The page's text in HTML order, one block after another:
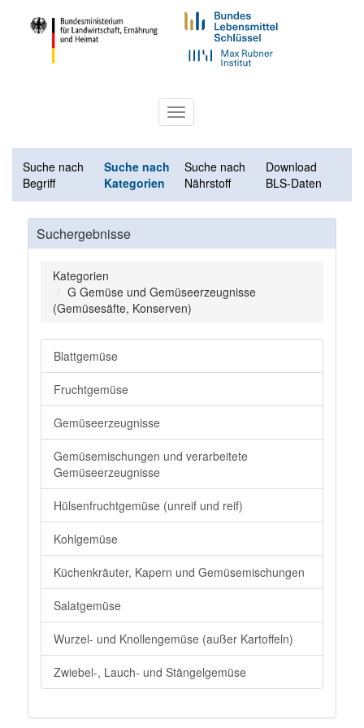
Toggle
navigation
Suche nach
Begriff
Suche nach
Kategorien
Suche nach
Nährstoff
Download
BLS-Daten
Suchergebnisse
Kategorien
G Gemüse und Gemüseerzeugnisse
(Gemüsesäfte, Konserven)
Blattgemüse
Fruchtgemüse
Gemüseerzeugnisse
Gemüsemischungen und verarbeitete
Gemüseerzeugnisse
Hülsenfruchtgemüse (unreif und reif)
Kohlgemüse
Küchenkräuter, Kapern und Gemüsemischungen
Salatgemüse
Wurzel- und Knollengemüse (außer Kartoffeln)
Zwiebel-, Lauch- und Stängelgemüse